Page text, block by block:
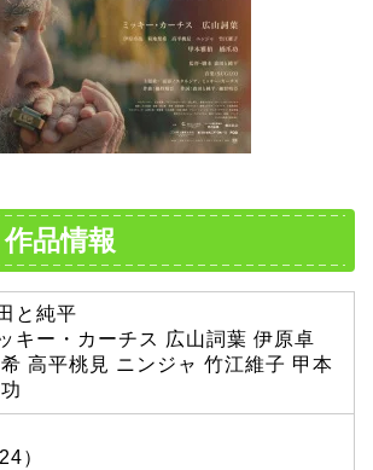
作品情報
と純平
キー・カーチス 広山詞葉 伊原卓
高平桃見 ニンジャ 竹江維子 甲本
）